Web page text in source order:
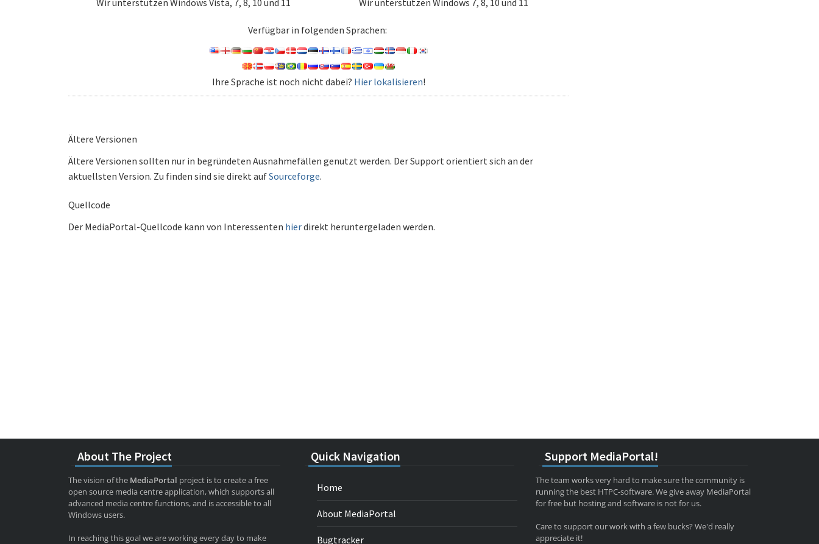
Wir unterstützen Windows Vista, 7, 8, 10 und 11
Wir unterstützen Windows 7, 8, 10 und 11
Verfügbar in folgenden Sprachen:
Ihre Sprache ist noch nicht dabei? Hier lokalisieren!
Ältere Versionen
Ältere Versionen sollten nur in begründeten Ausnahmefällen genutzt werden. Der Support orientiert sich an der
aktuellsten Version. Zu finden sind sie direkt aufSourceforge.
Quellcode
Der MediaPortal-Quellcode kann von Interessenten hierdirekt heruntergeladen werden.
About The Project
The vision of the MediaPortal project is to create a free
open source media centre application, which supports all
advanced media centre functions, and is accessible to all
Windows users.
In reaching this goal we are working every day to make
Quick Navigation
Home
About MediaPortal
Bugtracker
Support MediaPortal!
The team works very hard to make sure the community is
running the best HTPC-software. We give away MediaPortal
for free but hosting and software is not for us.
Care to support our work with a few bucks? We'd really
appreciate it!